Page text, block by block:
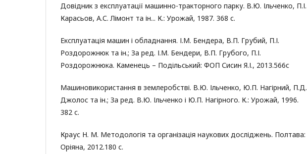
Довідник з експлуатації машинно-тракторного парку. В.Ю. Ільченко, П.І.
Карасьов, А.С. Лімонт та ін... К.: Урожай, 1987. 368 с.
Експлуатація машин і обладнання. І.М. Бендера, В.П. Грубий, П.І.
Роздорожнюк та ін.; За ред. І.М. Бендери, В.П. Грубого, П.І.
Роздорожнюка. Каменець – Подільський: ФОП Сисин Я.І., 2013.566с
Машиновикористання в землеробстві. В.Ю. Ільченко, Ю.П. Нагірний, П.Д.
Джолос та ін.; За ред. В.Ю. Ільченко і Ю.П. Нагірного. К.: Урожай, 1996.
382 с.
Краус Н. М. Методологія та організація наукових досліджень. Полтава:
Оріяна, 2012.180 с.